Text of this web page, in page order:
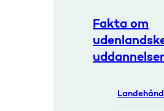
Fakta om
uddannelser